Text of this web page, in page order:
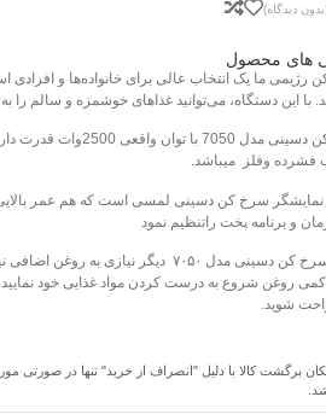
دیدگاه)
های محصول
رژیمی ما یک انتخاب عالی برای خانواده‌ها و
با این دستگاه، می‌توانید غذاهای خوشمزه و سالم را به
سرخ کن دسینی مدل 7050 با
فشرده وفلز میباشد.
سرخ کن دسینی لمسی است که هم عمر بالایی
و برنامه پخت راتنظیم نمود
با این سرخ کن دسینی مدل ۷۰۵۰ دیگر نیازی
کمی روغن شروع به درست کردن مواد غذایی خود
شوید.
برگشت کالا با دلیل "انصراف از خرید" تنها در صورتی